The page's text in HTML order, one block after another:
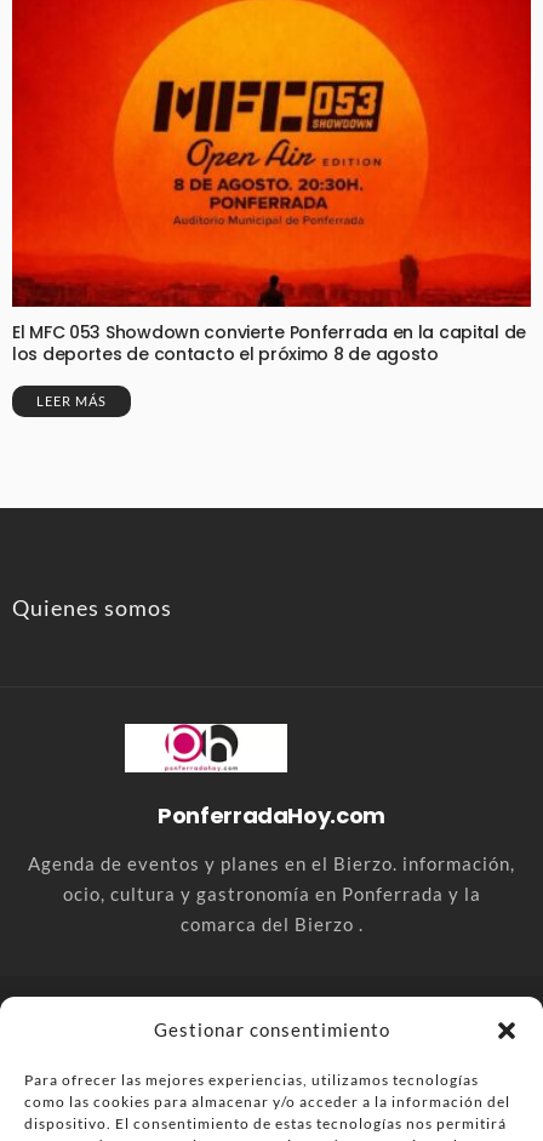
Gestionar consentimiento
Para ofrecer las mejores experiencias, utilizamos tecnologías
como las cookies para almacenar y/o acceder a la información del
dispositivo. El consentimiento de estas tecnologías nos permitirá
El MFC 053 Showdown convierte Ponferrada en la capital de
los deportes de contacto el próximo 8 de agosto
LEER MÁS
Quienes somos
PonferradaHoy.com
Agenda de eventos y planes en el Bierzo. información,
ocio, cultura y gastronomía en Ponferrada y la
comarca del Bierzo .
comarca del Bierzo
Anúnciate
Más información sobre las cookies
Envía tu negocio
Contacta Política de privacidad